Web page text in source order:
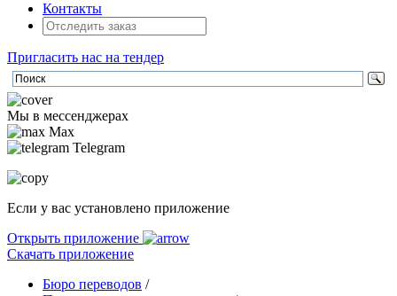
Контакты
Пригласить нас на тендер
Мы в мессенджерах
Max
Telegram
Если у вас установлено приложение
Открыть приложение
Скачать приложение
Бюро переводов /